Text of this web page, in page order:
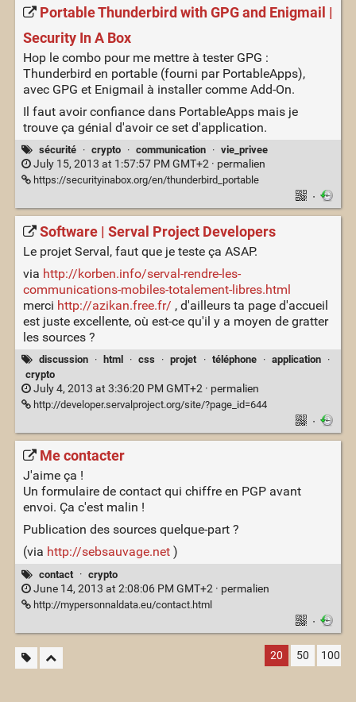
Portable Thunderbird with GPG and Enigmail |
Security In A Box
Hop le combo pour me mettre à tester GPG :
Thunderbird en portable (fourni par PortableApps),
avec GPG et Enigmail à installer comme Add-On.
Il faut avoir confiance dans PortableApps mais je
trouve ça génial d'avoir ce set d'application.
sécurité · crypto · communication · vie_privee
July 15, 2013 at 1:57:57 PM GMT+2 · permalien
https://securityinabox.org/en/thunderbird_portable
·
Software | Serval Project Developers
Le projet Serval, faut que je teste ça ASAP.
via http://korben.info/serval-rendre-les-
communications-mobiles-totalement-libres.html
merci http://azikan.free.fr/ , d'ailleurs ta page d'accueil
est juste excellente, où est-ce qu'il y a moyen de gratter
les sources ?
discussion · html · css · projet · téléphone · application
·
crypto
July 4, 2013 at 3:36:20 PM GMT+2 · permalien
http://developer.servalproject.org/site/?page_id=644
·
Me contacter
J'aime ça !
Un formulaire de contact qui chiffre en PGP avant
envoi. Ça c'est malin !
Publication des sources quelque-part ?
(via http://sebsauvage.net)
contact · crypto
June 14, 2013 at 2:08:06 PM GMT+2 · permalien
http://mypersonnaldata.eu/contact.html
·
20 50 100